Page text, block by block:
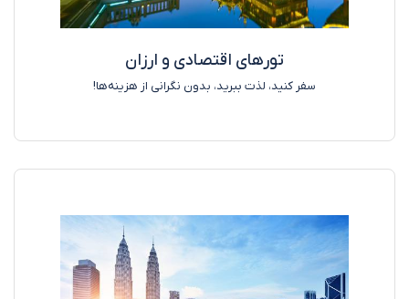
تورهای اقتصادی و ارزان
سفر کنید، لذت ببرید، بدون نگرانی از هزینه‌ها!